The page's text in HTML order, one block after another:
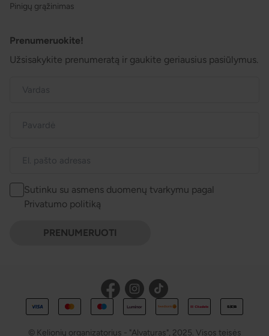
Pinigų grąžinimas
Prenumeruokite!
Užsisakykite prenumeratą ir gaukite geriausius pasiūlymus.
Sutinku su asmens duomenų tvarkymu pagal
Privatumo politiką
PRENUMERUOTI
© Kelionių organizatorius - "Alvaturas", 2025. Visos teisės